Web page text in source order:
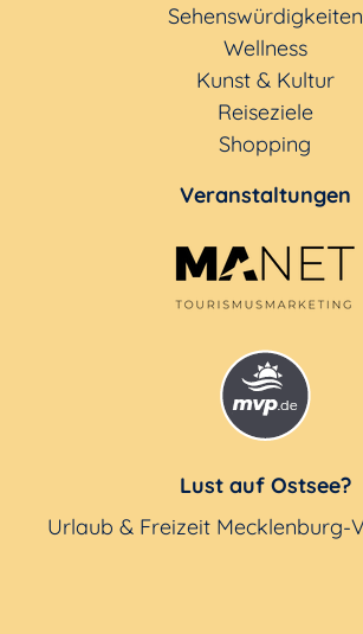
Sehenswürdigkeiten
Wellness
Kunst & Kultur
Reiseziele
Shopping
Veranstaltungen
Lust auf Ostsee?
Urlaub & Freizeit Mecklenburg-